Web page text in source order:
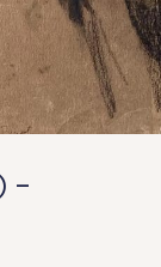
–